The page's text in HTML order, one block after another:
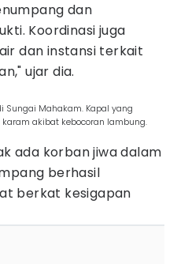
dan
Koordinasi juga
dan instansi terkait
ujar dia.
Sungai Mahakam. Kapal yang
akibat kebocoran lambung.
ada korban jiwa dalam
berhasil
berkat kesigapan